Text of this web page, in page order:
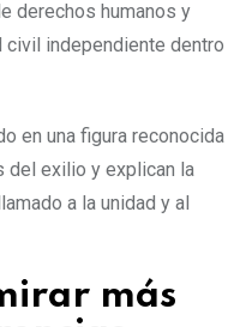
derechos humanos y
independiente dentro
en una figura reconocida
del exilio y explican la
a la unidad y al
más